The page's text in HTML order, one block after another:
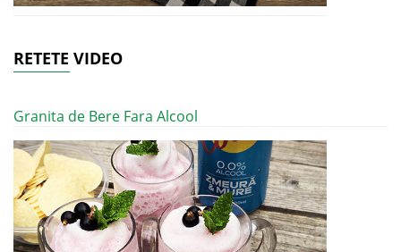
RETETE VIDEO
Granita de Bere Fara Alcool